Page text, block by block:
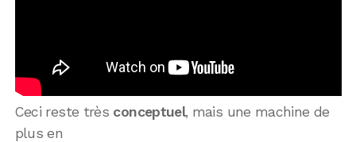
Ceci reste très conceptuel, mais une machine de
plus en